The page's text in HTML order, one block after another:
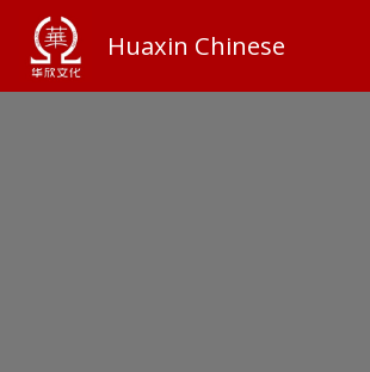
Huaxin Chinese